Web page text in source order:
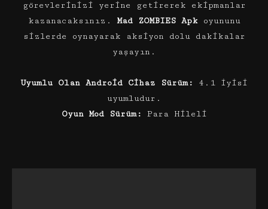
görevlerinizi yerine getirerek ekipmanlar
kazanacaksınız.
Mad ZOMBIES Apkoyununu
sizlerde oynayarak aksiyon dolu dakikalar
yaşayın.
Uyumlu Olan Android Cihaz Sürüm:
4.1 iyisi
uyumludur.
Oyun Mod Sürüm: Para Hileli